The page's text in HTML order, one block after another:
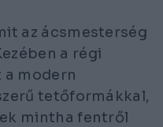
az ácsmesterség
a régi
modern
tetőformákkal,
mintha fentről